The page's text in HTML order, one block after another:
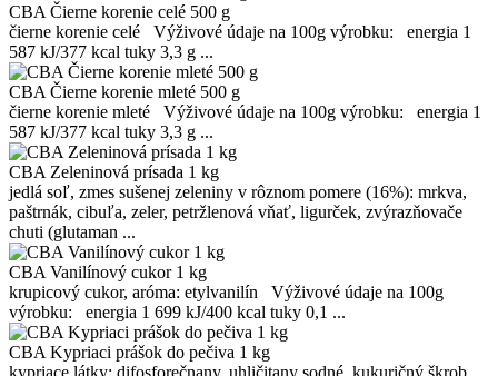
CBA Čierne korenie celé 500 g
čierne korenie celé Výživové údaje na 100g výrobku: energia 1
587 kJ/377 kcal tuky 3,3 g ...
CBA Čierne korenie mleté 500 g
čierne korenie mleté Výživové údaje na 100g výrobku: energia 1
587 kJ/377 kcal tuky 3,3 g ...
CBA Zeleninová prísada 1 kg
jedlá soľ, zmes sušenej zeleniny v rôznom pomere (16%): mrkva,
paštrnák, cibuľa, zeler, petržlenová vňať, ligurček, zvýrazňovače
chuti (glutaman ...
CBA Vanilínový cukor 1 kg
krupicový cukor, aróma: etylvanilín Výživové údaje na 100g
výrobku: energia 1 699 kJ/400 kcal tuky 0,1 ...
CBA Kypriaci prášok do pečiva 1 kg
kypriace látky: difosforečnany, uhličitany sodné, kukuričný škrob